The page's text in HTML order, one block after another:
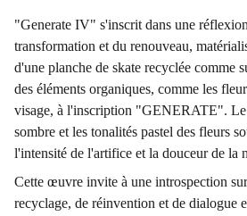
"Generate IV" s'inscrit dans une
transformation et du renouveau,
d'une planche de skate recyclée comme
des éléments organiques, comme les
visage, à l'inscription "GENERATE". Le
sombre et les tonalités pastel des fleurs
l'intensité de l'artifice et la douceur de la
Cette œuvre invite à une introspection
recyclage, de réinvention et de dialogue